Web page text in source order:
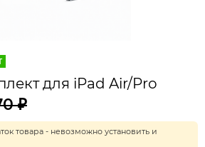
для iPad Air/Pro
₽
товара - невозможно установить и